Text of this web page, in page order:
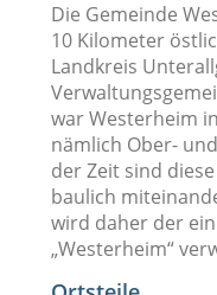
Die Gemeinde
10 Kilometer
Landkreis
war Westerheim
nämlich Ober-
der Zeit sind
baulich
wird daher der
„Westerheim“